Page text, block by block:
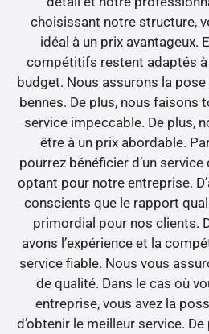
choisissant notre structure,
idéal à un prix avantageux.
compétitifs restent adaptés
budget. Nous assurons la pose
bennes. De plus, nous faisons
service impeccable. De plus,
être à un prix abordable.
pourrez bénéficier d’un
optant pour notre entreprise.
conscients que le rapport
primordial pour nos clients.
avons l’expérience et la
service fiable. Nous vous
de qualité. Dans le cas où
entreprise, vous avez la
d’obtenir le meilleur service.